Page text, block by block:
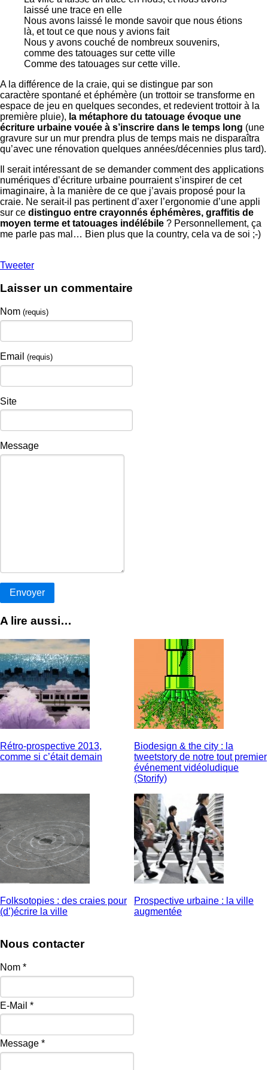
laissé une trace en elle
Nous avons laissé le monde savoir que nous étions
là, et tout ce que nous y avions fait
Nous y avons couché de nombreux souvenirs,
comme des tatouages sur cette ville
Comme des tatouages sur cette ville.
A la différence de la craie, qui se distingue par son
caractère spontané et éphémère (un trottoir se transforme en
espace de jeu en quelques secondes, et redevient trottoir à la
première pluie), la métaphore du tatouage évoque une
écriture urbaine vouée à s’inscrire dans le temps long (une
gravure sur un mur prendra plus de temps mais ne disparaîtra
qu’avec une rénovation quelques années/décennies plus tard).
Il serait intéressant de se demander comment des applications
numériques d’écriture urbaine pourraient s’inspirer de cet
imaginaire, à la manière de ce que j’avais proposé pour la
craie. Ne serait-il pas pertinent d’axer l’ergonomie d’une appli
sur ce distinguo entre crayonnés éphémères, graffitis de
moyen terme et tatouages indélébile ? Personnellement, ça
me parle pas mal… Bien plus que la country, cela va de soi ;-)
Tweeter
Laisser un commentaire
Nom (requis)
Email (requis)
Site
Message
A lire aussi…
Rétro-prospective 2013,
comme si c’était demain
Biodesign & the city : la
tweetstory de notre tout premier
événement vidéoludique
(Storify)
Folksotopies : des craies pour
(d’)écrire la ville
Prospective urbaine : la ville
augmentée
Nous contacter
Nom *
E-Mail *
Message *